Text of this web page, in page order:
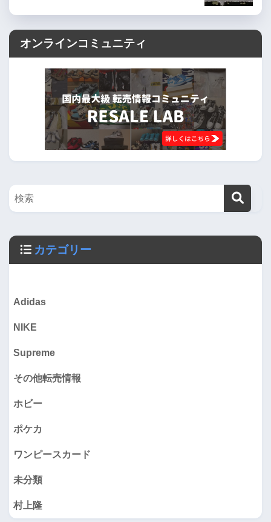
オンラインコミュニティ
カテゴリー
Adidas
NIKE
Supreme
その他転売情報
ホビー
ポケカ
ワンピースカード
未分類
村上隆